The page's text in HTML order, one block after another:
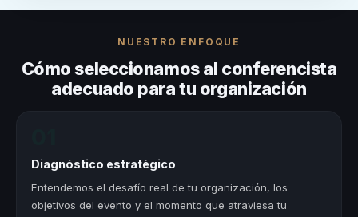
NUESTRO ENFOQUE
Cómo seleccionamos al conferencista
adecuado para tu organización
Diagnóstico estratégico
Entendemos el desafío real de tu organización, los
objetivos del evento y el momento que atraviesa tu